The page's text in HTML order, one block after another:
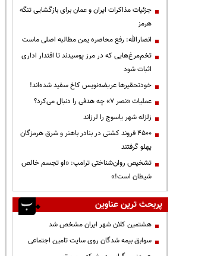
جزئیات مذاکرات ایران و عمان برای بازگشایی تنگه
هرمز
انصارالله: رفع محاصره یمن مطالبه اصلی ماست
تخم‌مرغ‌هایی که در مرز پوسیدند تا اقتدار اداری
اثبات شود
خودتحقیرها عریضه‌نویس کاخ سفید شده‌اند!
عملیات «نصر ۷» چه هدفی را دنبال می‌کرد؟
زلزله شهر یاسوج را لرزاند
۴۵۰۰ فروند کشتی در بنادر باهنر و شرق هرمزگان
پهلو گرفتند
تشخیص روان‌شناختی ترامپ: «او تجسم خالص
شیطان است!»
پربحث ترین عناوین
هشتمین کلان شهر ایران مشخص شد
سوابق بیمه شدگان روی سایت تامین اجتماعی